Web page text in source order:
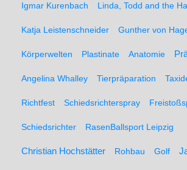
Igmar Kurenbach Linda, Todd and the
Katja Leistenschneider Gunther von
Körperwelten Plastinate Anatomie
Angelina Whalley Tierpräparation
Richtfest Schiedsrichterspray
Schiedsrichter RasenBallsport Leipzig
Christian Hochstätter Rohbau Golf